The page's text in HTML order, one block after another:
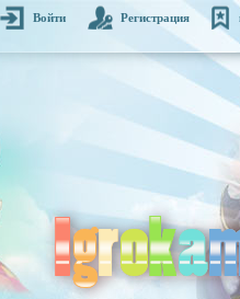
Войти Регистрация